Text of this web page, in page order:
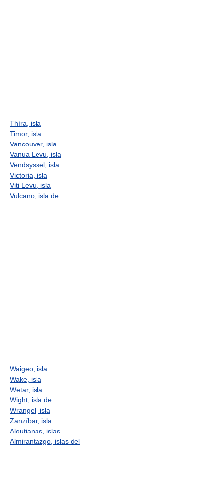
Thíra, isla
Timor, isla
Vancouver, isla
Vanua Levu, isla
Vendsyssel, isla
Victoria, isla
Viti Levu, isla
Vulcano, isla de
Waigeo, isla
Wake, isla
Wetar, isla
Wight, isla de
Wrangel, isla
Zanzíbar, isla
Aleutianas, islas
Almirantazgo, islas del